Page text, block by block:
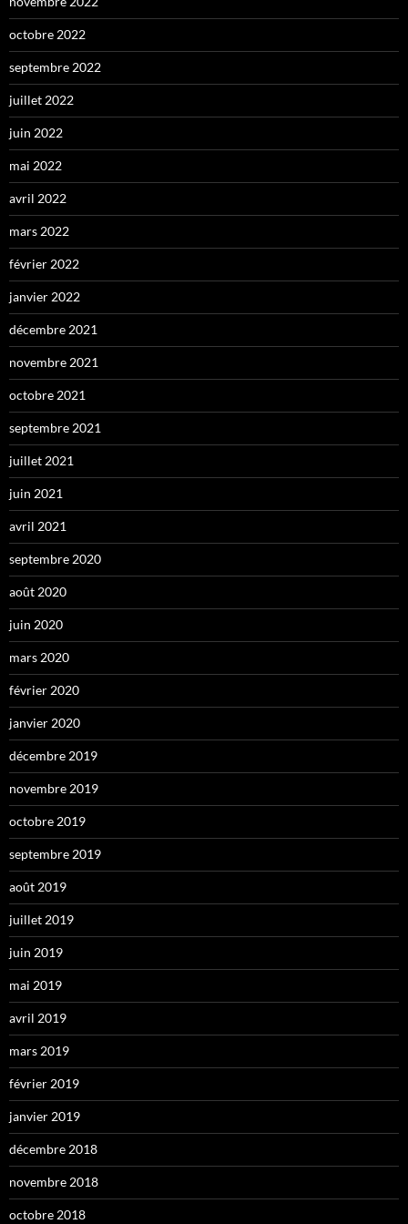
octobre 2022
septembre 2022
juillet 2022
juin 2022
mai 2022
avril 2022
mars 2022
février 2022
janvier 2022
décembre 2021
novembre 2021
octobre 2021
septembre 2021
juillet 2021
juin 2021
avril 2021
septembre 2020
août 2020
juin 2020
mars 2020
février 2020
janvier 2020
décembre 2019
novembre 2019
octobre 2019
septembre 2019
août 2019
juillet 2019
juin 2019
mai 2019
avril 2019
mars 2019
février 2019
janvier 2019
décembre 2018
novembre 2018
octobre 2018